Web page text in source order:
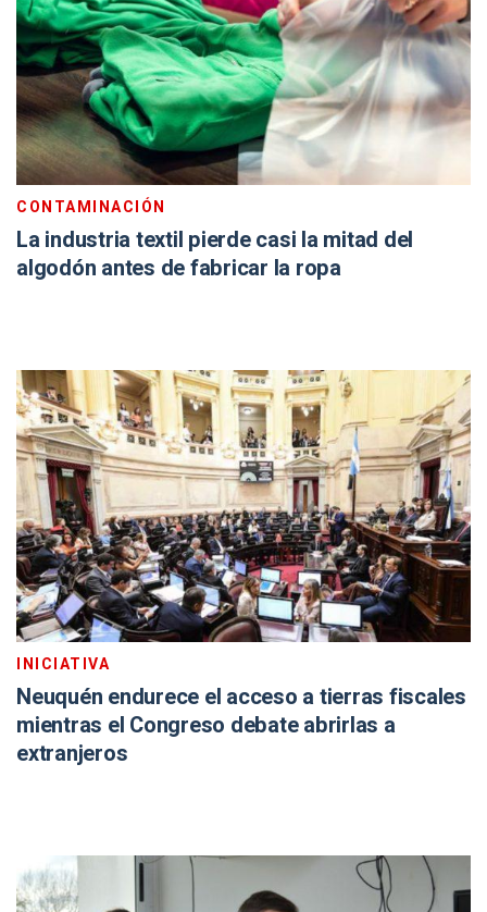
CONTAMINACIÓN
La industria textil pierde casi la mitad del
algodón antes de fabricar la ropa
INICIATIVA
Neuquén endurece el acceso a tierras fiscales
mientras el Congreso debate abrirlas a
extranjeros